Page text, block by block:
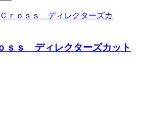
ｓｓ ディレクターズカット